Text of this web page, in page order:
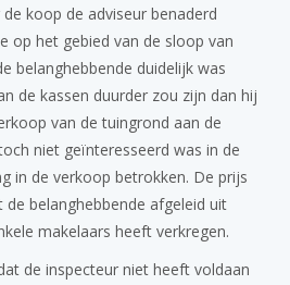
koop de adviseur benaderd
op het gebied van de sloop van
belanghebbende duidelijk was
de kassen duurder zou zijn dan hij
van de tuingrond aan de
niet geïnteresseerd was in de
in de verkoop betrokken. De prijs
belanghebbende afgeleid uit
makelaars heeft verkregen.
de inspecteur niet heeft voldaan